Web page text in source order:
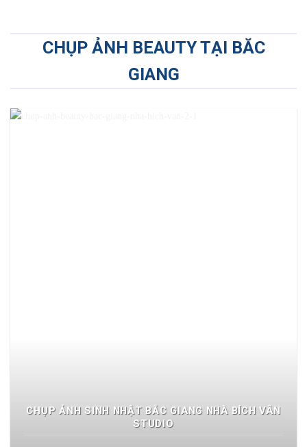
CHỤP ẢNH BEAUTY TẠI BĂC
GIANG
CHỤP ẢNH SINH NHẬT BẮC GIANG NHÀ BÍCH VÂN
STUDIO